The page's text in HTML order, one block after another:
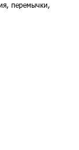
перемычки,